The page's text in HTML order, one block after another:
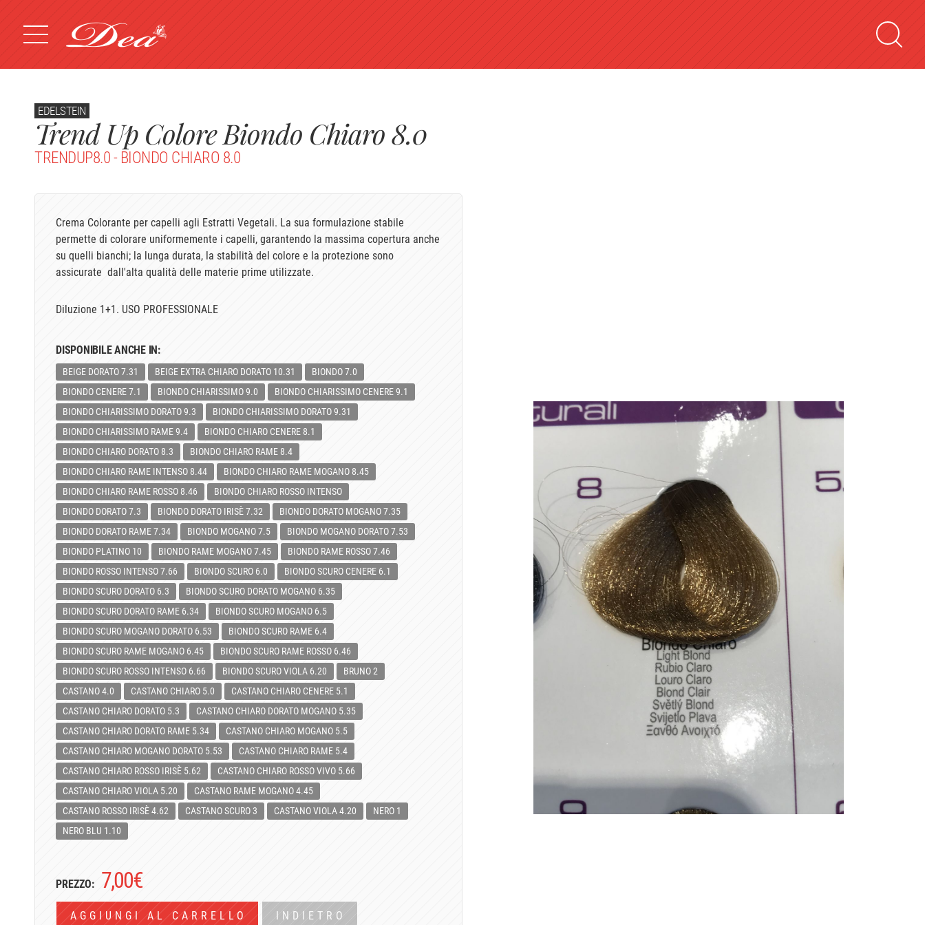
EDELSTEIN
Trend Up Colore Biondo Chiaro 8.0
TRENDUP8.0 - BIONDO CHIARO 8.0
Crema Colorante per capelli agli Estratti Vegetali. La sua formulazione stabile
permette di colorare uniformemente i capelli, garantendo la massima copertura anche
su quelli bianchi; la lunga durata, la stabilità del colore e la protezione sono
assicurate dall'alta qualità delle materie prime utilizzate.
Diluzione 1+1. USO PROFESSIONALE
DISPONIBILE ANCHE IN:
BEIGE DORATO 7.31 BEIGE EXTRA CHIARO DORATO 10.31
BIONDO 7.0
BIONDO CENERE 7.1
BIONDO CHIARISSIMO 9.0
BIONDO CHIARISSIMO CENERE 9.1
BIONDO CHIARISSIMO DORATO 9.3
BIONDO CHIARISSIMO DORATO 9.31
BIONDO CHIARISSIMO RAME 9.4
BIONDO CHIARO CENERE 8.1
BIONDO CHIARO DORATO 8.3
BIONDO CHIARO RAME 8.4
BIONDO CHIARO RAME INTENSO 8.44
BIONDO CHIARO RAME MOGANO 8.45
BIONDO CHIARO RAME ROSSO 8.46
BIONDO CHIARO ROSSO INTENSO
BIONDO DORATO 7.3
BIONDO DORATO IRISÈ 7.32
BIONDO DORATO MOGANO 7.35
BIONDO DORATO RAME 7.34
BIONDO MOGANO 7.5
BIONDO MOGANO DORATO 7.53
BIONDO PLATINO 10
BIONDO RAME MOGANO 7.45
BIONDO RAME ROSSO 7.46
BIONDO ROSSO INTENSO 7.66
BIONDO SCURO 6.0
BIONDO SCURO CENERE 6.1
BIONDO SCURO DORATO 6.3
BIONDO SCURO DORATO MOGANO 6.35
BIONDO SCURO DORATO RAME 6.34
BIONDO SCURO MOGANO 6.5
BIONDO SCURO MOGANO DORATO 6.53
BIONDO SCURO RAME 6.4
BIONDO SCURO RAME MOGANO 6.45
BIONDO SCURO RAME ROSSO 6.46
BIONDO SCURO ROSSO INTENSO 6.66
BIONDO SCURO VIOLA 6.20
BRUNO 2
CASTANO 4.0
CASTANO CHIARO 5.0
CASTANO CHIARO CENERE 5.1
CASTANO CHIARO DORATO 5.3
CASTANO CHIARO DORATO MOGANO 5.35
CASTANO CHIARO DORATO RAME 5.34
CASTANO CHIARO MOGANO 5.5
CASTANO CHIARO MOGANO DORATO 5.53
CASTANO CHIARO RAME 5.4
CASTANO CHIARO ROSSO IRISÈ 5.62
CASTANO CHIARO ROSSO VIVO 5.66
CASTANO CHIARO VIOLA 5.20
CASTANO RAME MOGANO 4.45
CASTANO ROSSO IRISÈ 4.62
CASTANO SCURO 3 CASTANO VIOLA 4.20
NERO 1
NERO BLU 1.10
PREZZO: 7,00€
AGGIUNGI AL CARRELLO INDIETRO